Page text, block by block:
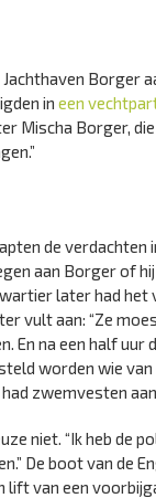
Borger
in een
Mischa Borger,
de
aan Borger of
later had
vult aan: “Ze
En na een half
worden wie
zwemvesten
niet. “Ik heb de
De boot van de
van een